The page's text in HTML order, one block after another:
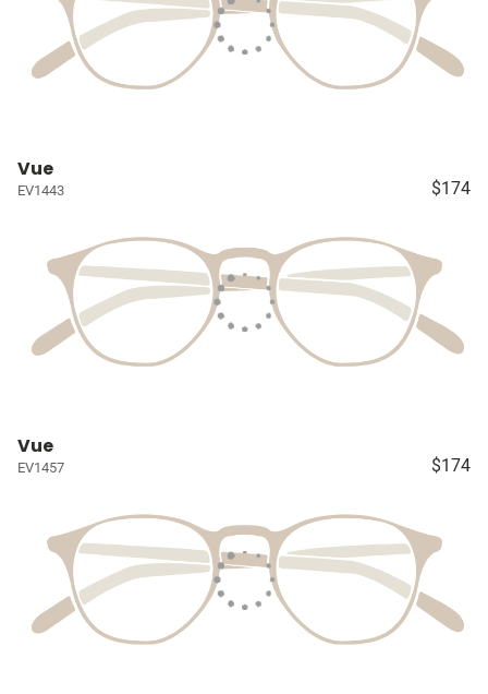
Vue
EV1443 $174
Vue
EV1457 $174